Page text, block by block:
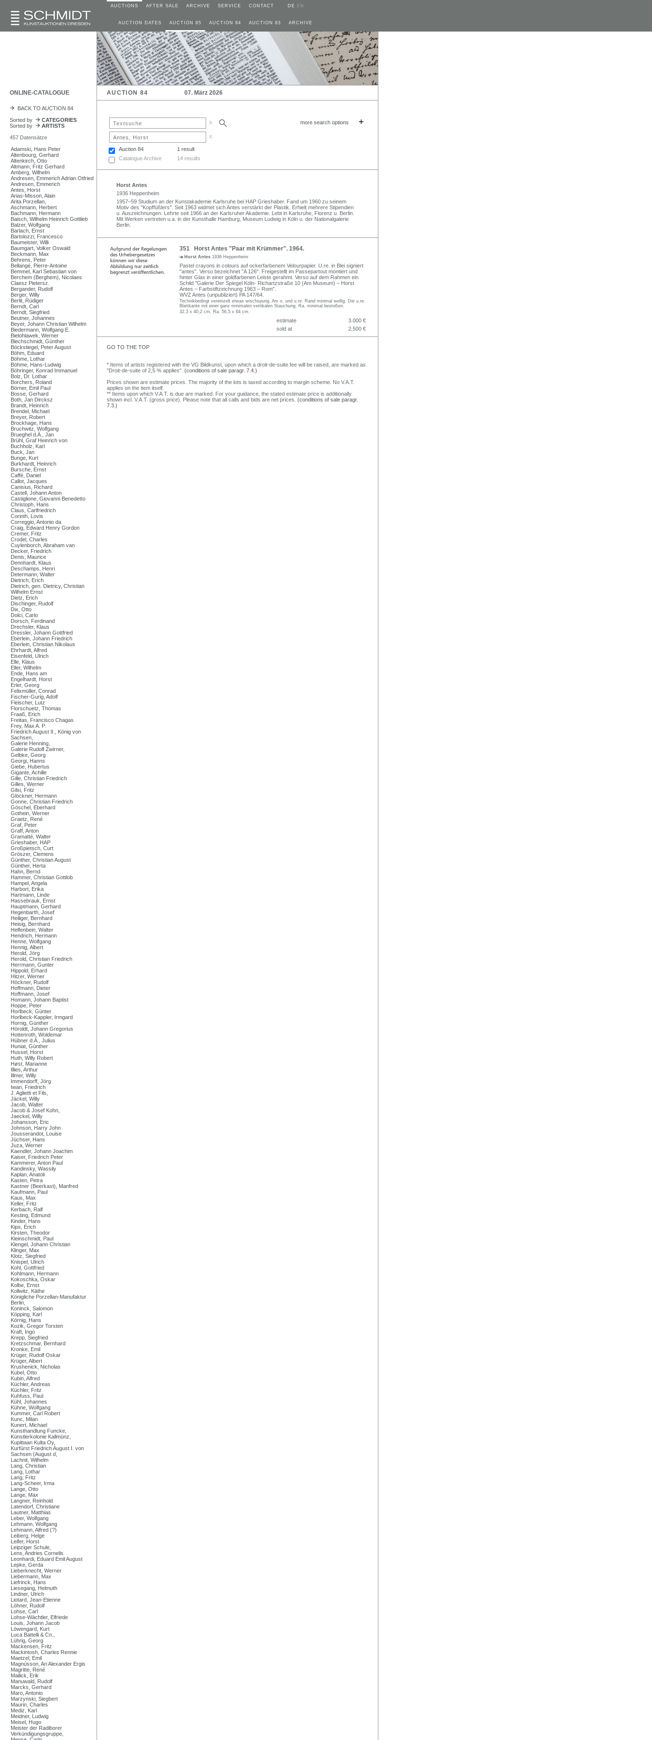
AUCTIONS AFTER SALE ARCHIVE SERVICE CONTACT DE EN
AUCTION DATES AUCTION 85 AUCTION 84 AUCTION 83 ARCHIVE
ONLINE-CATALOGUE AUCTION 84 07. März 2026
BACK TO AUCTION 84
Sorted by
CATEGORIES
Sorted by
ARTISTS
457 Datensätze
Adamski, Hans Peter
Altenbourg, Gerhard
Altenkirch, Otto
Altmann, Fritz Gerhard
Amberg, Wilhelm
Andresen, Emmerich Adrian Otfried
Andresen, Emmerich
Antes, Horst
Arias-Misson, Alain
Arita Porzellan,
Aschmann, Herbert
Bachmann, Hermann
Baisch, Wilhelm Heinrich Gottlieb
Balzer, Wolfgang
Barlach, Ernst
Bartolozzi, Francesco
Baumeister, Willi
Baumgart, Volker Oswald
Beckmann, Max
Behrens, Peter
Bellangé, Pierre-Antoine
Bemmel, Karl Sebastian von
Berchem (Berghem), Nicolaes
Claesz Pietersz.
Bergander, Rudolf
Berger, Willy
Berlit, Rüdiger
Berndt, Carl
Berndt, Siegfried
Beutner, Johannes
Beyer, Johann Christian Wilhelm
Biedermann, Wolfgang E.
Bielohlawek, Werner
Blechschmidt, Günther
Böckstiegel, Peter August
Böhm, Eduard
Böhme, Lothar
Böhme, Hans-Ludwig
Böhringer, Konrad Immanuel
Bolz, Dr. Lothar
Borchers, Roland
Börner, Emil Paul
Bosse, Gerhard
Both, Jan Dircksz
Brandt, Heinrich
Brendel, Michael
Breyer, Robert
Brockhage, Hans
Bruchwitz, Wolfgang
Brueghel d.Ä., Jan
Brühl, Graf Heinrich von
Buchholz, Karl
Buck, Jan
Bunge, Kurt
Burkhardt, Heinrich
Bursche, Ernst
Caffé, Daniel
Callot, Jacques
Canisius, Richard
Castell, Johann Anton
Castiglione, Giovanni Benedetto
Christoph, Hans
Claus, Carlfriedrich
Corinth, Lovis
Correggio, Antonio da
Craig, Edward Henry Gordon
Cremer, Fritz
Crodel, Charles
Cuylenborch, Abraham van
Decker, Friedrich
Denis, Maurice
Dennhardt, Klaus
Deschamps, Henri
Determann, Walter
Dietrich, Erich
Dietrich, gen. Dietricy, Christian
Wilhelm Ernst
Dietz, Erich
Dischinger, Rudolf
Dix, Otto
Dolci, Carlo
Dorsch, Ferdinand
Drechsler, Klaus
Dressler, Johann Gottfried
Eberlein, Johann Friedrich
Eberlein, Christian Nikolaus
Ehrhardt, Alfred
Eisenfeld, Ulrich
Elle, Klaus
Eller, Wilhelm
Ende, Hans am
Engelhardt, Horst
Erler, Georg
Felixmüller, Conrad
Fischer-Gurig, Adolf
Fleischer, Lutz
Florschuetz, Thomas
Fraaß, Erich
Freitas, Francisco Chagas
Frey, Max A. P.
Friedrich August II., König von
Sachsen,
Galerie Henning,
Galerie Rudolf Zwirner,
Gelbke, Georg
Georgi, Hanns
Giebe, Hubertus
Gigante, Achille
Gille, Christian Friedrich
Gilles, Werner
Gilsi, Fritz
Glöckner, Hermann
Gonne, Christian Friedrich
Göschel, Eberhard
Gothein, Werner
Graetz, René
Graf, Peter
Graff, Anton
Gramatté, Walter
Grieshaber, HAP
Großpietsch, Curt
Gröszer, Clemens
Günther, Christian August
Günther, Herta
Hahn, Bernd
Hammer, Christian Gottlob
Hampel, Angela
Harbort, Erika
Hartmann, Linde
Hassebrauk, Ernst
Hauptmann, Gerhard
Hegenbarth, Josef
Heiliger, Bernhard
Heisig, Bernhard
Helfenbein, Walter
Hendrich, Hermann
Henne, Wolfgang
Hennig, Albert
Herold, Jörg
Herold, Christian Friedrich
Herrmann, Gunter
Hippold, Erhard
Hitzer, Werner
Höckner, Rudolf
Hoffmann, Dieter
Hoffmann, Josef
Homann, Johann Baptist
Hoppe, Peter
Horlbeck, Günter
Horlbeck-Kappler, Irmgard
Hornig, Günther
Höroldt, Johann Gregorius
Hottenroth, Woldemar
Hübner d.Ä., Julius
Huniat, Günther
Hussel, Horst
Huth, Willy Robert
Høst, Marianne
Illies, Arthur
Illmer, Willy
Immendorff, Jörg
Iwan, Friedrich
J. Aglietti et Fils,
Jäckel, Willy
Jacob, Walter
Jacob & Josef Kohn,
Jaeckel, Willy
Johansson, Eric
Johnson, Harry John
Jousserandot, Louise
Jüchser, Hans
Juza, Werner
Kaendler, Johann Joachim
Kaiser, Friedrich Peter
Kammerer, Anton Paul
Kandinsky, Wassily
Kaplan, Anatoli
Kasten, Petra
Kastner (Beerkast), Manfred
Kaufmann, Paul
Kaus, Max
Keller, Fritz
Kerbach, Ralf
Kesting, Edmund
Kinder, Hans
Kips, Erich
Kirsten, Theodor
Kleinschmidt, Paul
Klengel, Johann Christian
Klinger, Max
Klotz, Siegfried
Knispel, Ulrich
Kohl, Gottfried
Kohlmann, Hermann
Kokoschka, Oskar
Kolbe, Ernst
Kollwitz, Käthe
Königliche Porzellan-Manufaktur
Berlin,
Koninck, Salomon
Köpping, Karl
Körnig, Hans
Kozik, Gregor Torsten
Kraft, Ingo
Krepp, Siegfried
Kretzschmar, Bernhard
Kronke, Emil
Krüger, Rudolf Oskar
Krüger, Albert
Krushenick, Nicholas
Kubel, Otto
Kubin, Alfred
Küchler, Andreas
Küchler, Fritz
Kuhfuss, Paul
Kühl, Johannes
Kühne, Wolfgang
Kummer, Carl Robert
Kunc, Milan
Kunert, Michael
Kunsthandlung Funcke,
Künstlerkolonie Kallmünz,
Kupittaan Kulta Oy,
Kurfürst Friedrich August I. von
Sachsen (August d,
Lachnit, Wilhelm
Lang, Christian
Lang, Lothar
Lang, Fritz
Lang-Scheer, Irma
Lange, Otto
Lange, Max
Langner, Reinhold
Latendorf, Christiane
Lautner, Matthias
Leber, Wolfgang
Lehmann, Wolfgang
Lehmann, Alfred (?)
Leiberg, Helge
Leifer, Horst
Leipziger Schule,
Lens, Andries Cornelis
Leonhardi, Eduard Emil August
Lepke, Gerda
Lieberknecht, Werner
Liebermann, Max
Liefrinck, Hans
Liesegang, Helmuth
Lindner, Ulrich
Liotard, Jean-Etienne
Löhner, Rudolf
Lohse, Carl
Lohse-Wächtler, Elfriede
Louis, Johann Jacob
Löwengard, Kurt
Luca Battelli & Cn.,
Lührig, Georg
Mackensen, Fritz
Mackintosh, Charles Rennie
Maetzel, Emil
Magnússon, Ari Alexander Ergis
Magritte, René
Mailick, Erik
Manuwald, Rudolf
Marcks, Gerhard
Maro, Antonio
Marzynski, Siegbert
Maurin, Charles
Mediz, Karl
Meidner, Ludwig
Meisel, Hugo
Meister der Radiborer
Verkündigungsgruppe,
x more search options +
x
Auction 84
1 result
Catalogue Archive
14 results
Horst Antes
1936 Heppenheim
1957–59 Studium an der Kunstakademie Karlsruhe bei HAP Grieshaber. Fand um 1960 zu seinem
Motiv des "Kopffüßlers". Seit 1963 widmet sich Antes verstärkt der Plastik. Erhielt mehrere Stipendien
u. Auszeichnungen. Lehrte seit 1966 an der Karlsruher Akademie. Lebt in Karlsruhe, Florenz u. Berlin.
Mit Werken vertreten u.a. in der Kunsthalle Hamburg, Museum Ludwig in Köln u. der Nationalgalerie
Berlin.
351 Horst Antes "Paar mit Krümmer". 1964.
Horst Antes 1936 Heppenheim
Pastel crayons in colours auf ockerfarbenem Velourpapier. U.re. in Blei signiert
"antes". Verso bezeichnet "A 126". Freigestellt im Passepartout montiert und
hinter Glas in einer goldfarbenen Leiste gerahmt. Verso auf dem Rahmen ein
Schild "Galerie Der Spiegel Köln- Richartzstraße 10 (Am Museum) – Horst
Antes – Farbstiftzeichnung 1963 – Rom".
WVZ Antes (unpubliziert) PA 147/64.
Technikbedingt vereinzelt etwas wischspurig. Am o. und u.re. Rand minimal wellig. Die u.re.
Blattkante mit einer ganz minimalen vertikalen Stauchung. Ra. minimal bestoßen.
32,3 x 40,2 cm, Ra. 56,5 x 64 cm.
estimate
3.000 €
sold at
2.500 €
GO TO THE TOP
* Items of artists registered with the VG Bildkunst, upon which a droit-de-suite fee will be raised, are marked as
"Droit-de-suite of 2,5 % applies". (conditions of sale paragr. 7.4.)
Prices shown are estimate prices. The majority of the lots is taxed according to margin scheme. No V.A.T.
applies on the item itself.
** Items upon which V.A.T. is due are marked. For your guidance, the stated estimate price is additionally
shown incl. V.A.T. (gross price). Please note that all calls and bids are net prices. (conditions of sale paragr.
7.3.)